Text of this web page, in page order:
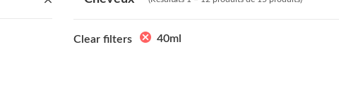
Clear filters 40ml